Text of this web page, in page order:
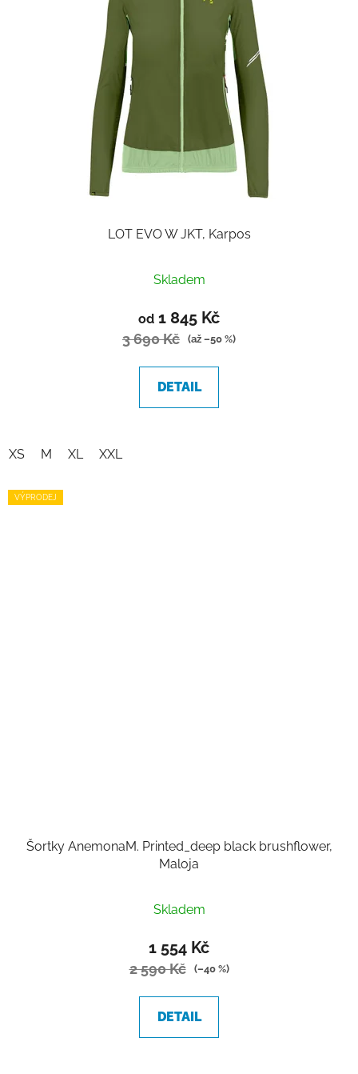
LOT EVO W JKT, Karpos
Skladem
od 1 845 Kč
3 690 Kč (až –50 %)
DETAIL
XS M XL XXL
VÝPRODEJ
Šortky AnemonaM. Printed_deep black brushflower,
Maloja
Skladem
1 554 Kč
2 590 Kč (–40 %)
DETAIL